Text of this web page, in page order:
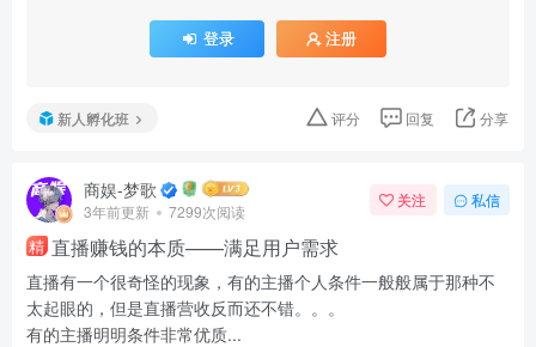
登录 注册
新人孵化班 评分 回复 分享
商娱-梦歌
3年前更新 7299次阅读
关注 私信
精 直播赚钱的本质——满足用户需求
直播有一个很奇怪的现象，有的主播个人条件一般般属于那种不
太起眼的，但是直播营收反而还不错。。。
有的主播明明条件非常优质...